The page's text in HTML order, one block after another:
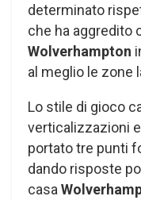
determinato
che ha aggredito
Wolverhampton
al meglio le zone
Lo stile di gioco
verticalizzazioni
portato tre punti
dando risposte
casa